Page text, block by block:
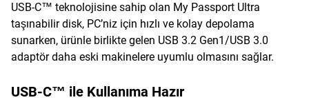
USB-C™ teknolojisine sahip olan My Passport Ultra
taşınabilir disk, PC’niz için hızlı ve kolay depolama
sunarken, ürünle birlikte gelen USB 3.2 Gen1/USB 3.0
adaptör daha eski makinelere uyumlu olmasını sağlar.
USB-C™ ile Kullanıma Hazır